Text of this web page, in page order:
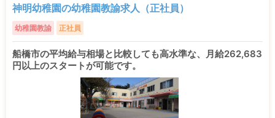
神明幼稚園の幼稚園教諭求人（正社員）
幼稚園教諭 正社員
船橋市の平均給与相場と比較しても高水準な、月給262,683
円以上のスタートが可能です。